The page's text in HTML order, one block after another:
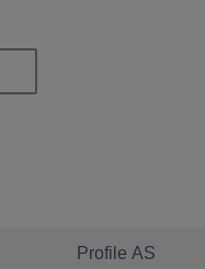
Profile AS